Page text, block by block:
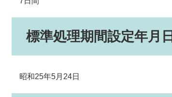
標準処理期間設定年月日
昭和25年5月24日